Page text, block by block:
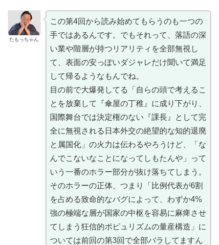
たもっちゃん
この第4回から読み始めてもらうのも一つの
手ではあるんです。でもそれって、落語の深
い業や階層が持つリアリティを全部無視し
て、表面の安っぽいダジャレだけ聞いて満足
して帰るようなもんでね。
目の前で大爆発してる「自らの頭で考えるこ
とを放棄して『傘屋の丁稚』に成り下がり、
国際舞台では決定権のない『課長』として完
全に無視される日本外交の絶望的な知的退廃
と属国化」の火力は伝わるやろうけど、「な
んでこないなことになってしもたんや」って
いう一番のホラー部分が抜け落ちてしまう。
そのホラーの正体、つまり「比例代表が6割
を占める致命的なバグによって、わずか4%
強の極端な層が国家の中枢を容易に麻痺させ
てしまう狂信的ポピュリズムの量産構造」に
ついては前回の第3回で全部バラしてますん